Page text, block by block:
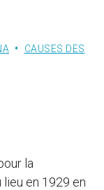
CAUSES DES
la
en 1929 en